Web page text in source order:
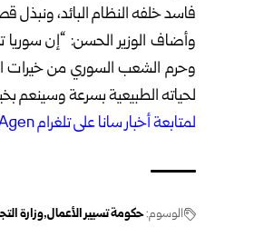
فاسد خلفه النظام البائد، ونبذل
وأضاف الوزير الحسن: “إن سوريا
وحرم الشعب السوري من خيرات
لحياته الطبيعية بسرعة وسينعم
لمتابعة أخبار سانا على تلغرام https://t.me/SyrianArabNewsAgen
الوسوم:حكومة تسيير الأعمال وزارة